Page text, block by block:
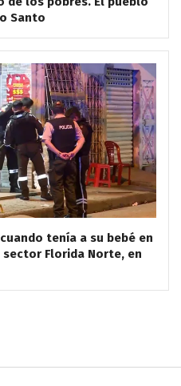
Santo
tenía a su bebé en
Florida Norte, en